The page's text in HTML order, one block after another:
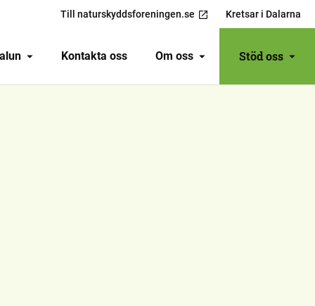
Till naturskyddsforeningen.se Kretsar i Dalarna
Kontakta oss Om oss Stöd oss